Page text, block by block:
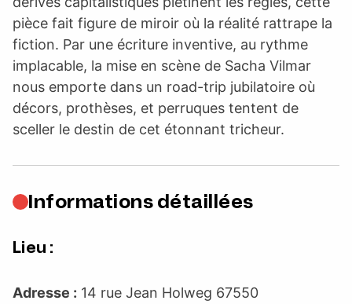
pièce fait figure de miroir où la réalité rattrape la
fiction. Par une écriture inventive, au rythme
implacable, la mise en scène de Sacha Vilmar
nous emporte dans un road-trip jubilatoire où
décors, prothèses, et perruques tentent de
sceller le destin de cet étonnant tricheur.
Informations détaillées
Lieu :
Adresse : 14 rue Jean Holweg 67550